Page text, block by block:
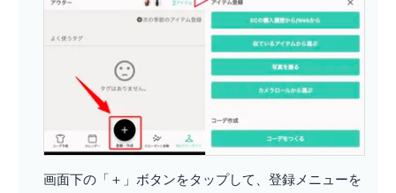
画面下の「＋」ボタンをタップして、登録メニューを